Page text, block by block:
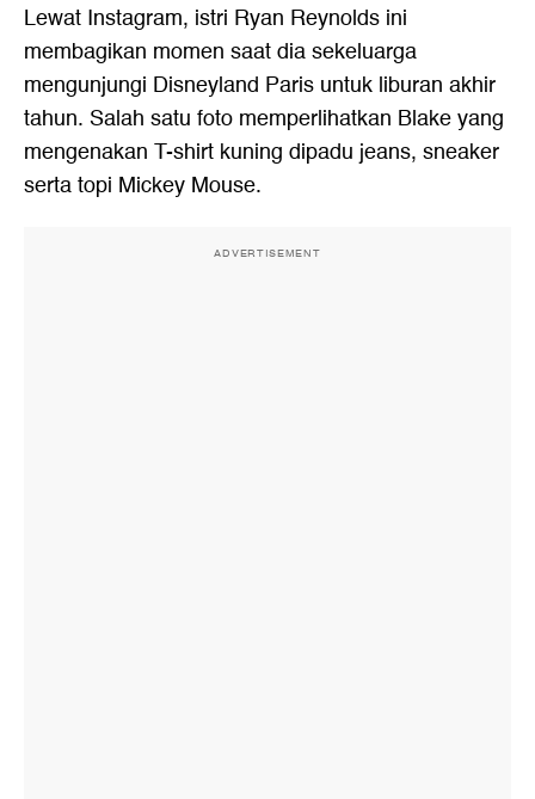
Lewat Instagram, istri Ryan Reynolds ini
membagikan momen saat dia sekeluarga
mengunjungi Disneyland Paris untuk liburan akhir
tahun. Salah satu foto memperlihatkan Blake yang
mengenakan T-shirt kuning dipadu jeans, sneaker
serta topi Mickey Mouse.
ADVERTISEMENT